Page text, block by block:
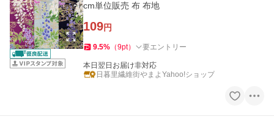
cm単位販売 布 布地
109円
9.5% （9pt） 要エントリー
本日翌日お届け非対応
日暮里繊維街やまよYahoo!ショップ